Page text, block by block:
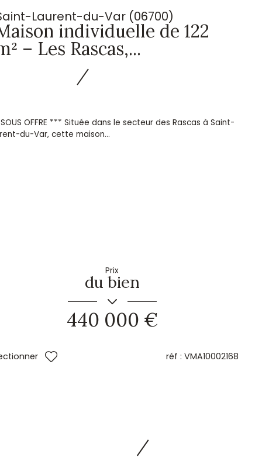
Laurent-du-Var (06700)
individuelle de 122
– Les Rascas,...
OFFRE *** Située dans le secteur des Rascas à Saint-
du-Var, cette maison...
Prix
du bien
440 000 €
réf : VMA10002168